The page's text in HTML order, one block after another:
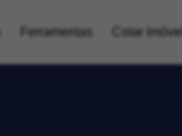
Ferramentas Cotar Imóvel